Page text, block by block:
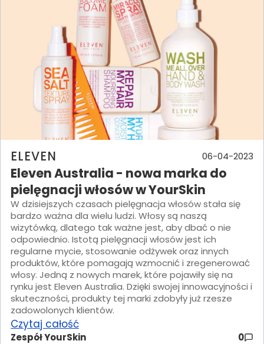
ELEVEN 06-04-2023
Eleven Australia - nowa marka do
pielęgnacji włosów w YourSkin
W dzisiejszych czasach pielęgnacja włosów stała się
bardzo ważna dla wielu ludzi. Włosy są naszą
wizytówką, dlatego tak ważne jest, aby dbać o nie
odpowiednio. Istotą pielęgnacji włosów jest ich
regularne mycie, stosowanie odżywek oraz innych
produktów, które pomagają wzmocnić i zregenerować
włosy. Jedną z nowych marek, które pojawiły się na
rynku jest Eleven Australia. Dzięki swojej innowacyjności i
skuteczności, produkty tej marki zdobyły już rzesze
zadowolonych klientów.
Czytaj całość
Zespół YourSkin 0